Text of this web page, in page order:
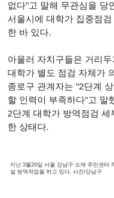
없다"고 말해 무관심을 당
서울시에 대학가 집중점
한 바 있다.
아울러 자치구들은 거리
대학가 별도 점검 자체가
종로구 관계자는 "2단계
할 인력이 부족하다"고 말
2단계 대학가 방역점검
한 상태다.
지난 3월20일 서울 강남구 소재 주민센터
설 방역작업을 하고 있다. 사진/강남구